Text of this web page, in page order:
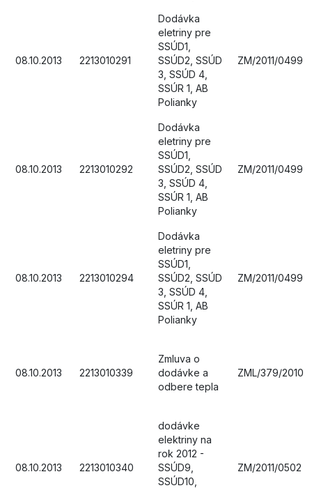
08.10.2013 2213010291
Dodávka
eletriny pre
SSÚD1,
SSÚD2, SSÚD
3, SSÚD 4,
SSÚR 1, AB
Polianky
ZM/2011/0499
08.10.2013 2213010292
Dodávka
eletriny pre
SSÚD1,
SSÚD2, SSÚD
3, SSÚD 4,
SSÚR 1, AB
Polianky
ZM/2011/0499
08.10.2013 2213010294
Dodávka
eletriny pre
SSÚD1,
SSÚD2, SSÚD
3, SSÚD 4,
SSÚR 1, AB
Polianky
ZM/2011/0499
08.10.2013 2213010339
Zmluva o
dodávke a
odbere tepla
ZML/379/2010
08.10.2013 2213010340
dodávke
elektriny na
rok 2012 -
SSÚD9,
SSÚD10,
ZM/2011/0502